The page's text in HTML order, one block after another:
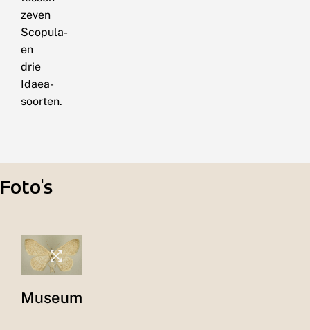
zeven
Scopula-
en
drie
Idaea-
soorten.
Foto's
Museum